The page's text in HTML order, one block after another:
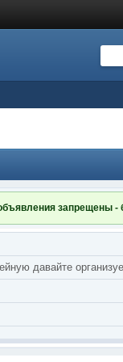
запрещены -
давайте